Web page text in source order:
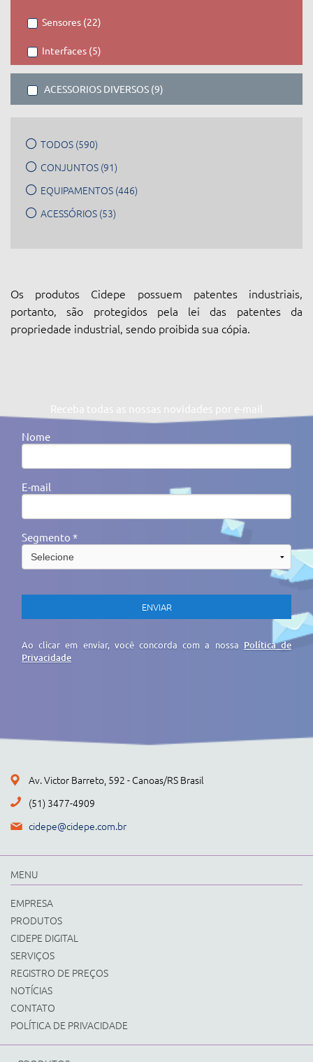
Sensores (22)
Interfaces (5)
ACESSORIOS DIVERSOS (9)
TODOS (590)
CONJUNTOS (91)
EQUIPAMENTOS (446)
ACESSÓRIOS (53)
Os produtos Cidepe possuem patentes industriais,
portanto, são protegidos pela lei das patentes da
propriedade industrial, sendo proibida sua cópia.
Receba todas as nossas novidades por e-mail
Nome
E-mail
Segmento *
Ao clicar em enviar, você concorda com a nossa Política de
Privacidade
Av. Victor Barreto, 592 - Canoas/RS Brasil
(51) 3477-4909
cidepe@cidepe.com.br
MENU
EMPRESA
PRODUTOS
CIDEPE DIGITAL
SERVIÇOS
REGISTRO DE PREÇOS
NOTÍCIAS
CONTATO
POLÍTICA DE PRIVACIDADE